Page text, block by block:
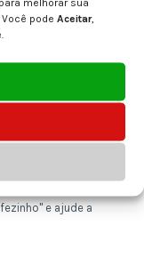
melhorar sua
pode Aceitar,
and help keep the
e ajude a